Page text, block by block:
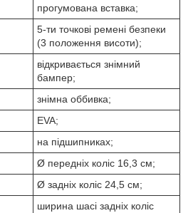
прогумована вставка;
5-ти точкові ремені безпеки
(3 положення висоти);
відкривається знімний
бампер;
знімна оббивка;
EVA;
на підшипниках;
Ø передніх коліс 16,3 см;
Ø задніх коліс 24,5 см;
ширина шасі задніх коліс